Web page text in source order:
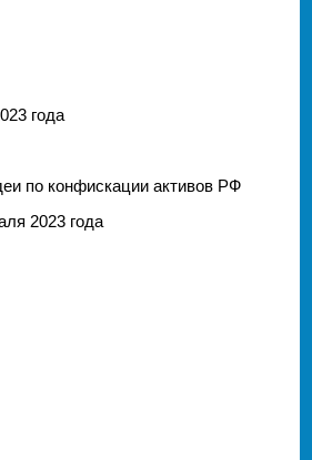
года
по конфискации активов РФ
2023 года